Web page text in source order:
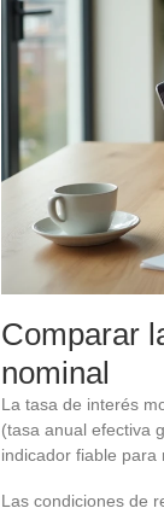
Comparar
nominal
La tasa de interés
(tasa anual efectiva
indicador fiable para
Las condiciones de